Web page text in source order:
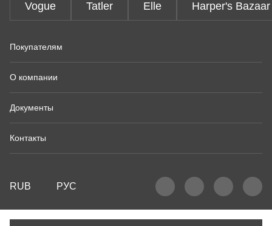
Vogue Tatler Elle Harper's Bazaar
Покупателям
О компании
Документы
Контакты
RUB РУС